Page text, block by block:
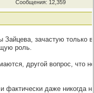
Сообщения: 12,359
зачастую только
роль.
другой вопрос, что
фактически даже никогда